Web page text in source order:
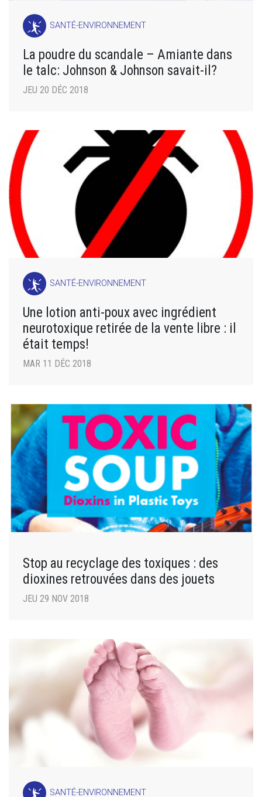
SANTÉ-ENVIRONNEMENT
La poudre du scandale – Amiante dans
le talc: Johnson & Johnson savait-il?
JEU 20 DÉC 2018
SANTÉ-ENVIRONNEMENT
Une lotion anti-poux avec ingrédient
neurotoxique retirée de la vente libre : il
était temps!
MAR 11 DÉC 2018
Stop au recyclage des toxiques : des
dioxines retrouvées dans des jouets
JEU 29 NOV 2018
SANTÉ-ENVIRONNEMENT